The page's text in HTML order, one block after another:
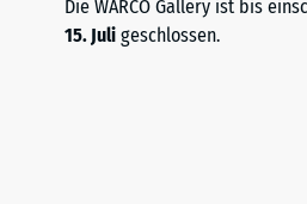
Die WARCO Gallery ist bis
15. Juli geschlossen.